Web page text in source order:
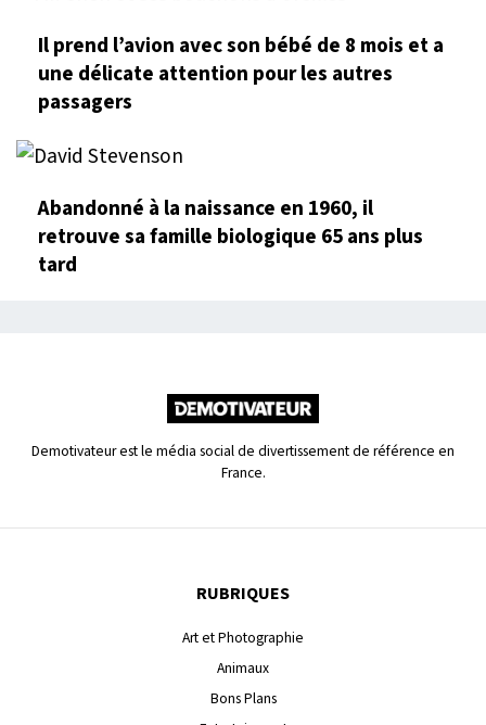
Il prend l’avion avec son bébé de 8 mois et a
une délicate attention pour les autres
passagers
Abandonné à la naissance en 1960, il
retrouve sa famille biologique 65 ans plus
tard
Demotivateur est le média social de divertissement de référence en
France.
RUBRIQUES
Art et Photographie
Animaux
Bons Plans